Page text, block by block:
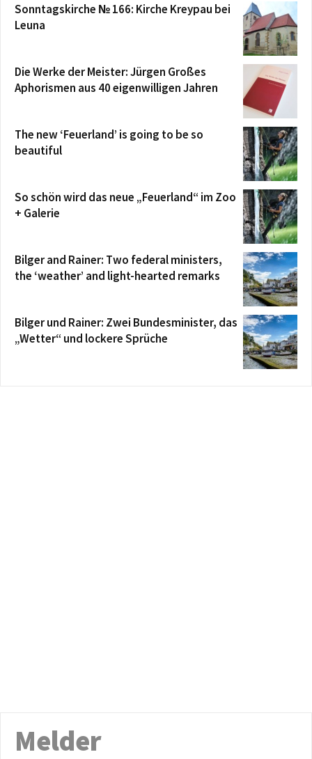
Sonntagskirche № 166: Kirche Kreypau bei
Leuna
Die Werke der Meister: Jürgen Großes
Aphorismen aus 40 eigenwilligen Jahren
The new ‘Feuerland’ is going to be so
beautiful
So schön wird das neue „Feuerland“ im Zoo
+ Galerie
Bilger and Rainer: Two federal ministers,
the ‘weather’ and light-hearted remarks
Bilger und Rainer: Zwei Bundesminister, das
„Wetter“ und lockere Sprüche
Melder